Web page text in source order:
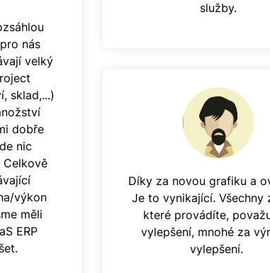
nás
velký
sklad,...)
dobře
nic
Celkově
výkon
měli
ERP
služby.
Díky za novou grafiku a
Je to vynikající. Všechny
které provádíte,
vylepšení, mnohé za
vylepšení.